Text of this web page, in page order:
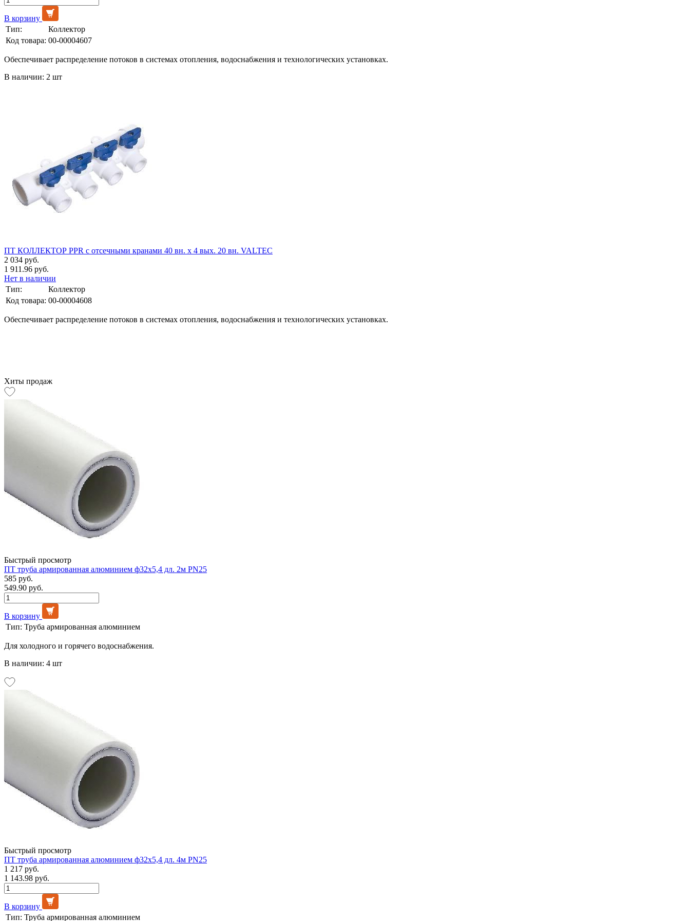
В корзину
Тип:
Коллектор
Код товара: 00-00004607
Обеспечивает распределение потоков в системах отопления, водоснабжения и технологических установках.
В наличии: 2 шт
ПТ КОЛЛЕКТОР PPR с отсечными кранами 40 вн. х 4 вых. 20 вн. VALTEC
2 034 руб.
1 911.96 руб.
Нет в наличии
Тип:
Коллектор
Код товара: 00-00004608
Обеспечивает распределение потоков в системах отопления, водоснабжения и технологических установках.
Хиты продаж
Быстрый просмотр
ПТ труба армированная алюминием ф32х5,4 дл. 2м PN25
585 руб.
549.90 руб.
В корзину
Тип: Труба армированная алюминием
Для холодного и горячего водоснабжения.
В наличии: 4 шт
Быстрый просмотр
ПТ труба армированная алюминием ф32х5,4 дл. 4м PN25
1 217 руб.
1 143.98 руб.
В корзину
Тип: Труба армированная алюминием